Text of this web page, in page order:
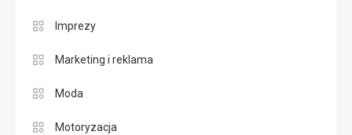
Imprezy
Marketing i reklama
Moda
Motoryzacja